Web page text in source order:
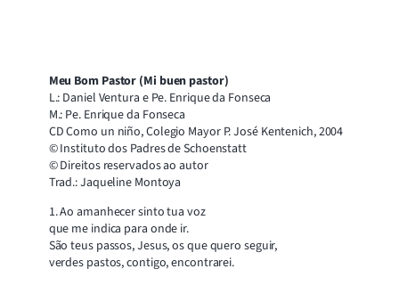
Meu Bom Pastor (Mi buen pastor)
L.: Daniel Ventura e Pe. Enrique da Fonseca
M.: Pe. Enrique da Fonseca
CD Como un niño, Colegio Mayor P. José Kentenich, 2004
© Instituto dos Padres de Schoenstatt
© Direitos reservados ao autor
Trad.: Jaqueline Montoya
1. Ao amanhecer sinto tua voz
que me indica para onde ir.
São teus passos, Jesus, os que quero seguir,
verdes pastos, contigo, encontrarei.